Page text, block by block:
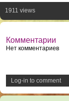
1911 views
Комментарии
Нет комментариев
Log-in to comment